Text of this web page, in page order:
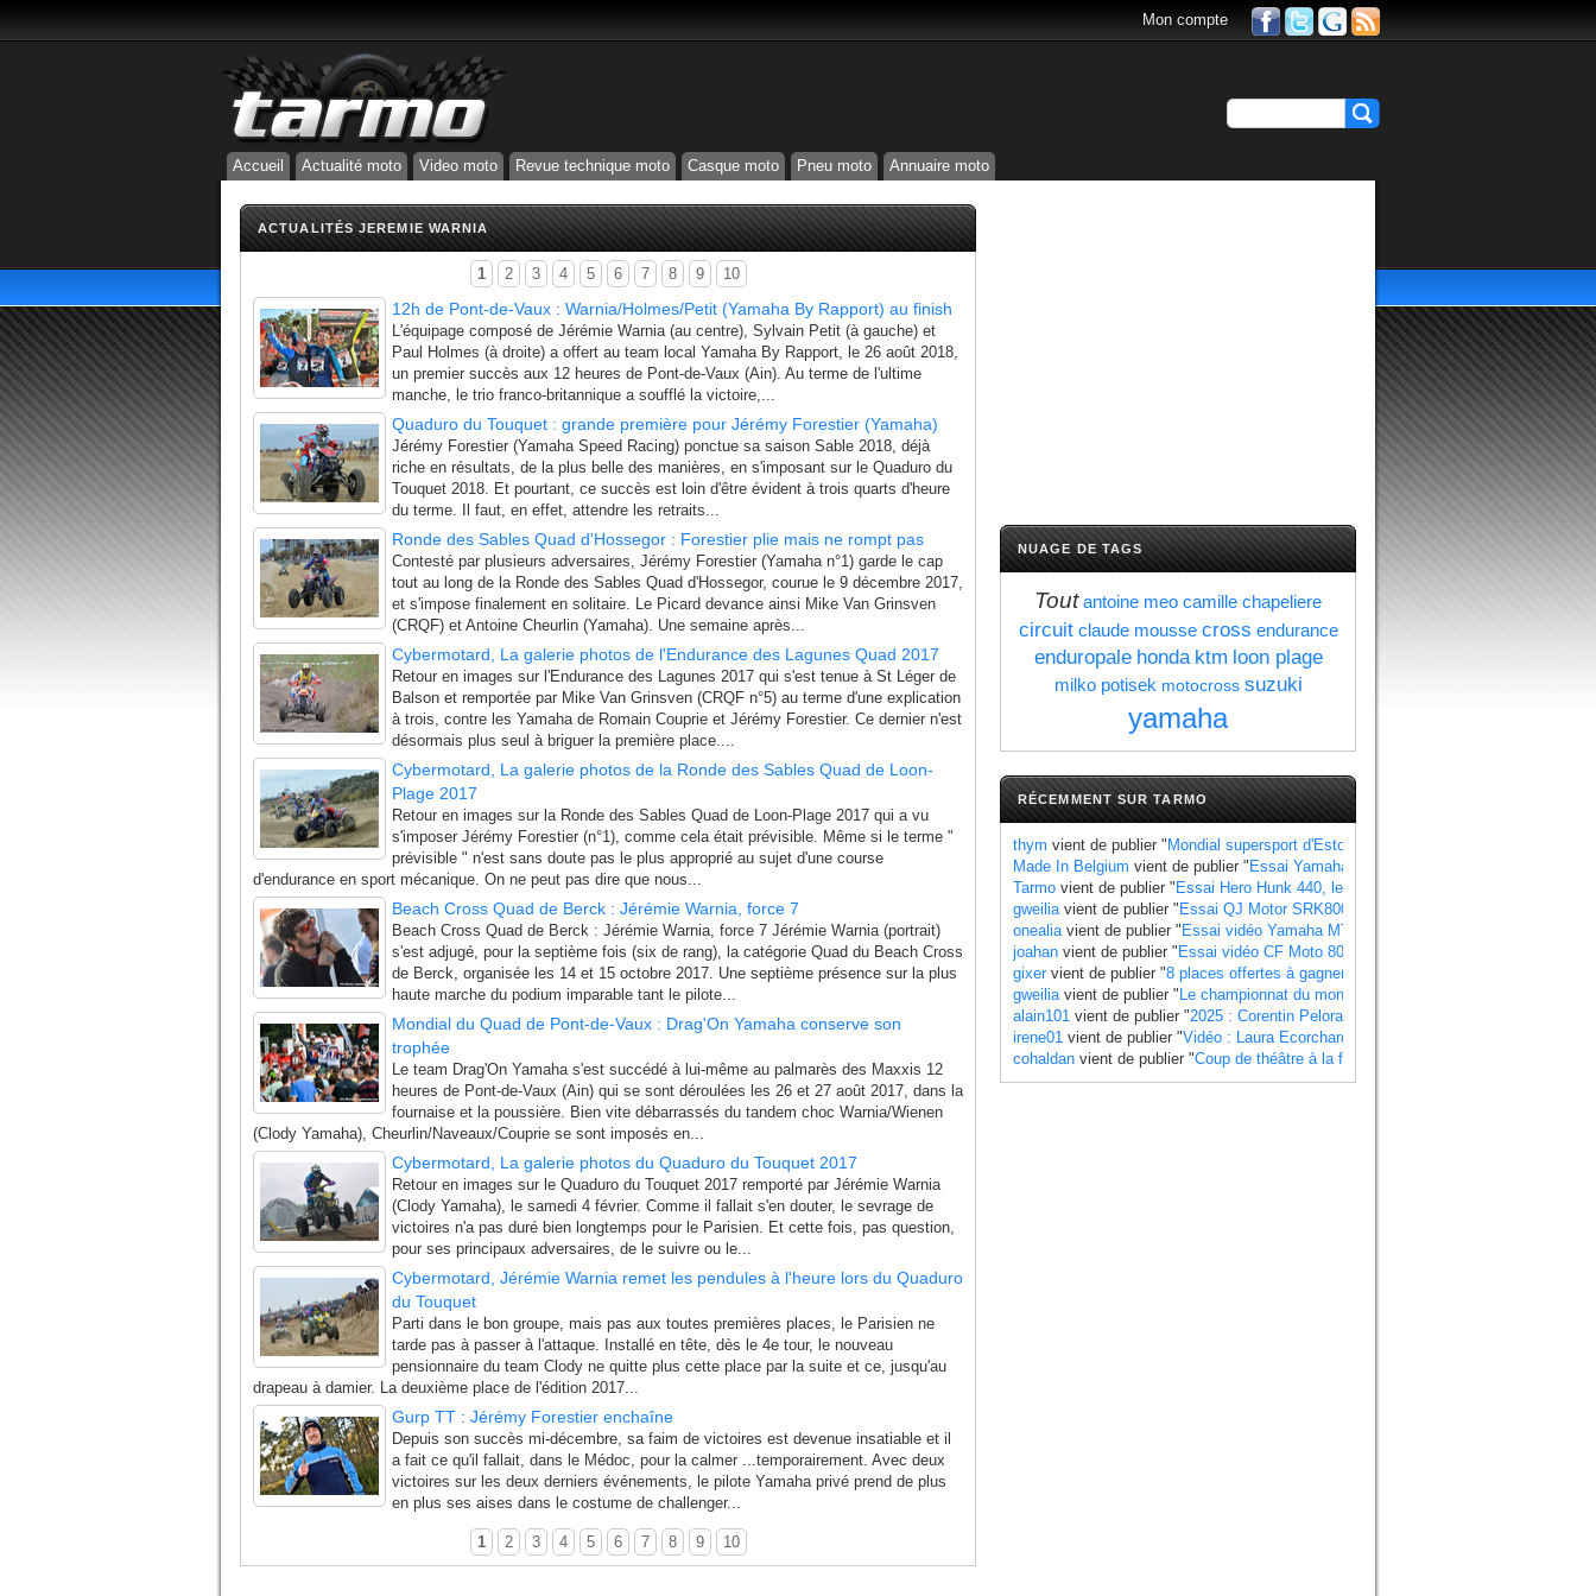
Mon compte
Accueil Actualité moto Video moto Revue technique moto Casque moto Pneu moto Annuaire moto
ACTUALITÉS JEREMIE WARNIA
1 2 3 4 5 6 7 8 9 10
12h de Pont-de-Vaux : Warnia/Holmes/Petit (Yamaha By Rapport) au finish
L'équipage composé de Jérémie Warnia (au centre), Sylvain Petit (à gauche) et
Paul Holmes (à droite) a offert au team local Yamaha By Rapport, le 26 août 2018,
un premier succès aux 12 heures de Pont-de-Vaux (Ain). Au terme de l'ultime
manche, le trio franco-britannique a soufflé la victoire,...
Quaduro du Touquet : grande première pour Jérémy Forestier (Yamaha)
Jérémy Forestier (Yamaha Speed Racing) ponctue sa saison Sable 2018, déjà
riche en résultats, de la plus belle des manières, en s'imposant sur le Quaduro du
Touquet 2018. Et pourtant, ce succès est loin d'être évident à trois quarts d'heure
du terme. Il faut, en effet, attendre les retraits...
Ronde des Sables Quad d'Hossegor : Forestier plie mais ne rompt pas
Contesté par plusieurs adversaires, Jérémy Forestier (Yamaha n°1) garde le cap
tout au long de la Ronde des Sables Quad d'Hossegor, courue le 9 décembre 2017,
et s'impose finalement en solitaire. Le Picard devance ainsi Mike Van Grinsven
(CRQF) et Antoine Cheurlin (Yamaha). Une semaine après...
Cybermotard, La galerie photos de l'Endurance des Lagunes Quad 2017
Retour en images sur l'Endurance des Lagunes 2017 qui s'est tenue à St Léger de
Balson et remportée par Mike Van Grinsven (CRQF n°5) au terme d'une explication
à trois, contre les Yamaha de Romain Couprie et Jérémy Forestier. Ce dernier n'est
désormais plus seul à briguer la première place....
Cybermotard, La galerie photos de la Ronde des Sables Quad de Loon-
Plage 2017
Retour en images sur la Ronde des Sables Quad de Loon-Plage 2017 qui a vu
s'imposer Jérémy Forestier (n°1), comme cela était prévisible. Même si le terme "
prévisible " n'est sans doute pas le plus approprié au sujet d'une course
d'endurance en sport mécanique. On ne peut pas dire que nous...
Beach Cross Quad de Berck : Jérémie Warnia, force 7
Beach Cross Quad de Berck : Jérémie Warnia, force 7 Jérémie Warnia (portrait)
s'est adjugé, pour la septième fois (six de rang), la catégorie Quad du Beach Cross
de Berck, organisée les 14 et 15 octobre 2017. Une septième présence sur la plus
haute marche du podium imparable tant le pilote...
Mondial du Quad de Pont-de-Vaux : Drag'On Yamaha conserve son
trophée
Le team Drag'On Yamaha s'est succédé à lui-même au palmarès des Maxxis 12
heures de Pont-de-Vaux (Ain) qui se sont déroulées les 26 et 27 août 2017, dans la
fournaise et la poussière. Bien vite débarrassés du tandem choc Warnia/Wienen
(Clody Yamaha), Cheurlin/Naveaux/Couprie se sont imposés en...
Cybermotard, La galerie photos du Quaduro du Touquet 2017
Retour en images sur le Quaduro du Touquet 2017 remporté par Jérémie Warnia
(Clody Yamaha), le samedi 4 février. Comme il fallait s'en douter, le sevrage de
victoires n'a pas duré bien longtemps pour le Parisien. Et cette fois, pas question,
pour ses principaux adversaires, de le suivre ou le...
Cybermotard, Jérémie Warnia remet les pendules à l'heure lors du Quaduro
du Touquet
Parti dans le bon groupe, mais pas aux toutes premières places, le Parisien ne
tarde pas à passer à l'attaque. Installé en tête, dès le 4e tour, le nouveau
pensionnaire du team Clody ne quitte plus cette place par la suite et ce, jusqu'au
drapeau à damier. La deuxième place de l'édition 2017...
Gurp TT : Jérémy Forestier enchaîne
Depuis son succès mi-décembre, sa faim de victoires est devenue insatiable et il
a fait ce qu'il fallait, dans le Médoc, pour la calmer ...temporairement. Avec deux
victoires sur les deux derniers événements, le pilote Yamaha privé prend de plus
en plus ses aises dans le costume de challenger...
1 2 3 4 5 6 7 8 9 10
NUAGE DE TAGS
Tout antoine meo camille chapeliere
circuit claude mousse cross endurance
enduropale honda ktm loon plage
milko potisek motocross suzuki
yamaha
RÉCEMMENT SUR TARMO
thym vient de publier " Mondial supersport d'Estoril : Manzi se rapproche du titre au
Made In Belgium vient de publier " Essai Yamaha Ténéré 700 World Raid, les points
Tarmo vient de publier " Essai Hero Hunk 440, les points à retenir
gweiliavient de publier " Essai QJ Motor SRK800, les points à retenir
onealiavient de publier " Essai vidéo Yamaha MT 07 2025 standard et Y AMT
joahan vient de publier " Essai vidéo CF Moto 800 MT X
gixervient de publier "8 places offertes à gagner pour le Grand Prix de France 2025
gweiliavient de publier " Le championnat du monde side-car 2025 a un calendrier
alain101 vient de publier "2025 : Corentin Pelorari sous les couleurs de Honda
irene01 vient de publier "Vidéo : Laura Ecorchard détaille sa saison 2024
cohaldan vient de publier "Coup de théâtre à la finale du Mondial 2024 side-car ,